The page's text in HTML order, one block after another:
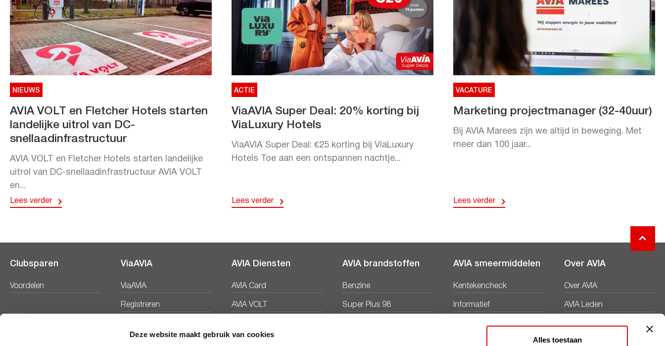
Deze website maakt gebruik van cookies
Alles toestaan
NIEUWS
AVIA VOLT en Fletcher Hotels starten
landelijke uitrol van DC-
snellaadinfrastructuur
AVIA VOLT en Fletcher Hotels starten landelijke
uitrol van DC-snellaadinfrastructuur AVIA VOLT
en...
Lees verder
ACTIE
ViaAVIA Super Deal: 20% korting bij
ViaLuxury Hotels
ViaAVIA Super Deal: €25 korting bij ViaLuxury
Hotels Toe aan een ontspannen nachtje...
Lees verder
VACATURE
Marketing projectmanager (32-40uur)
Bij AVIA Marees zijn we altijd in beweging. Met
meer dan 100 jaar...
Lees verder
Clubsparen
Voordelen
ViaAVIA
ViaAVIA
Registreren
AVIA Diensten
AVIA Card
AVIA VOLT
AVIA brandstoffen
Benzine
Super Plus 98
AVIA smeermiddelen
Kentekencheck
Informatief
Productbladen
Over AVIA
Over AVIA
AVIA Leden
Nieuws
Duurzaamheid